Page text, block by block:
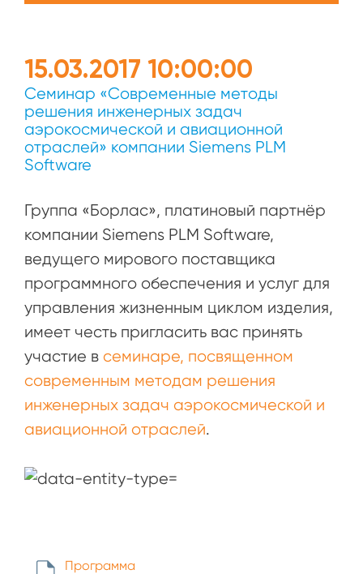
15.03.2017 10:00:00
Семинар «Современные методы
решения инженерных задач
аэрокосмической и авиационной
отраслей» компании Siemens PLM
Software
Группа «Борлас», платиновый партнёр
компании Siemens PLM Software,
ведущего мирового поставщика
программного обеспечения и услуг для
управления жизненным циклом изделия,
имеет честь пригласить вас принять
участие в семинаре, посвященном
современным методам решения
инженерных задач аэрокосмической и
авиационной отраслей.
Программа